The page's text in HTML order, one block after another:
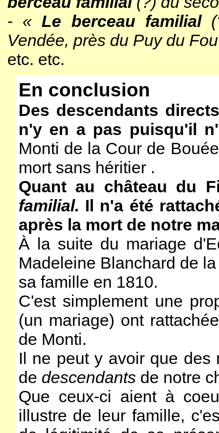
- «Le berceau familial
Vendée, près du Puy du Fou
etc. etc.
En conclusion
Des descendants
n'y en a pas puisqu'il
Monti de la Cour de
mort sans héritier .
Quant au château du
familial. Il n'a été
après la mort de notre
À la suite du mariage
Madeleine Blanchard de
sa famille en 1810.
C'est simplement une
(un mariage) ont
de Monti.
Il ne peut y avoir que des
de descendantsde notre
Que ceux-ci aient à
illustre de leur famille,